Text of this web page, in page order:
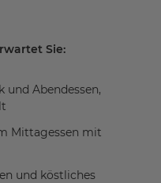
Sie:
und Abendessen,
Mittagessen mit
und köstliches